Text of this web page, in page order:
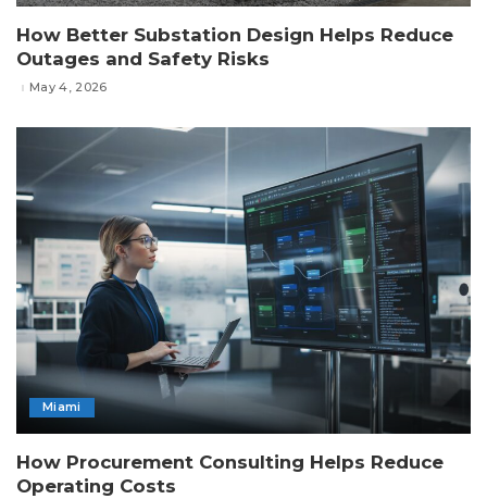
How Better Substation Design Helps Reduce
Outages and Safety Risks
May 4, 2026
Miami
How Procurement Consulting Helps Reduce
Operating Costs